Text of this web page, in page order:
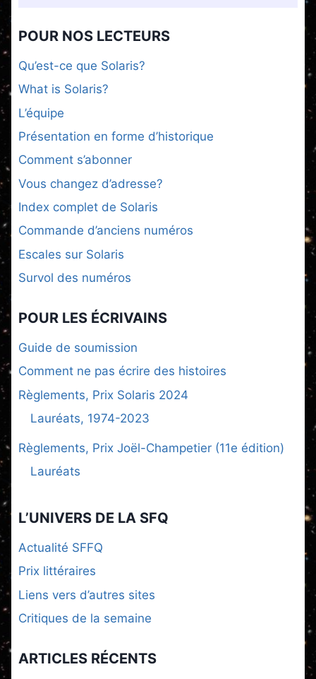
POUR NOS LECTEURS
Qu’est-ce que Solaris?
What is Solaris?
L’équipe
Présentation en forme d’historique
Comment s’abonner
Vous changez d’adresse?
Index complet de Solaris
Commande d’anciens numéros
Escales sur Solaris
Survol des numéros
POUR LES ÉCRIVAINS
Guide de soumission
Comment ne pas écrire des histoires
Règlements, Prix Solaris 2024
Lauréats, 1974-2023
Règlements, Prix Joël-Champetier (11e édition)
Lauréats
L’UNIVERS DE LA SFQ
Actualité SFFQ
Prix littéraires
Liens vers d’autres sites
Critiques de la semaine
ARTICLES RÉCENTS